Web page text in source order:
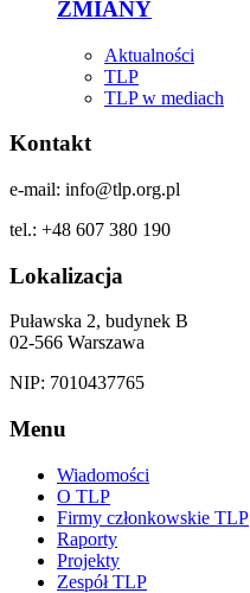
ZMIANY
Aktualności
TLP
TLP w mediach
Kontakt
e-mail: info@tlp.org.pl
tel.: +48 607 380 190
Lokalizacja
Puławska 2, budynek B
02-566 Warszawa
NIP: 7010437765
Menu
Wiadomości
O TLP
Firmy członkowskie TLP
Raporty
Projekty
Zespół TLP